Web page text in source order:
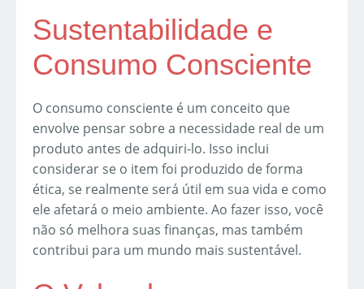
Sustentabilidade e
Consumo Consciente
O consumo consciente é um conceito que
envolve pensar sobre a necessidade real de um
produto antes de adquiri-lo. Isso inclui
considerar se o item foi produzido de forma
ética, se realmente será útil em sua vida e como
ele afetará o meio ambiente. Ao fazer isso, você
não só melhora suas finanças, mas também
contribui para um mundo mais sustentável.